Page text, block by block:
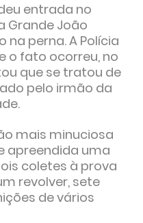
entrada no
Grande João
na perna. A Polícia
o fato ocorreu, no
que se tratou de
pelo irmão da
mais minuciosa
apreendida uma
coletes à prova
revolver, sete
de vários